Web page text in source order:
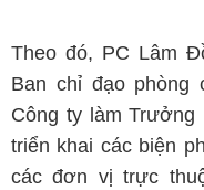
Theo đó, PC Lâm
Ban chỉ đạo phòng
Công ty làm
triển khai các biện
các đơn vị trực